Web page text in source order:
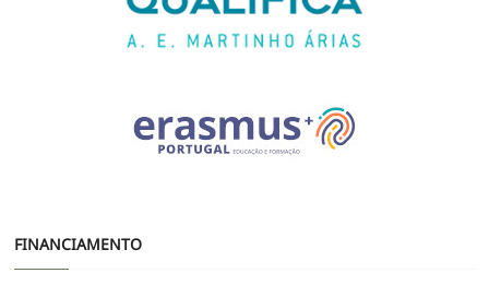
FINANCIAMENTO